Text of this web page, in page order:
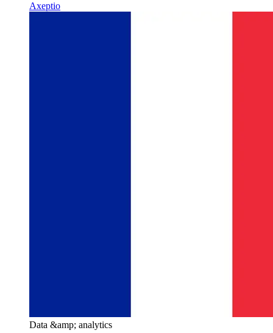
Axeptio
Data &amp; analytics